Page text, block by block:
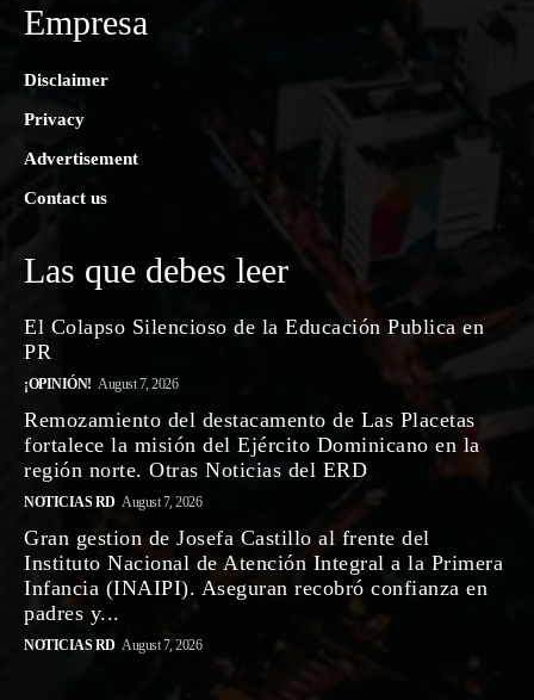
Empresa
Disclaimer
Privacy
Advertisement
Contact us
Las que debes leer
El Colapso Silencioso de la Educación Publica en
PR
¡OPINIÓN! August 7, 2026
Remozamiento del destacamento de Las Placetas
fortalece la misión del Ejército Dominicano en la
región norte. Otras Noticias del ERD
NOTICIAS RD August 7, 2026
Gran gestion de Josefa Castillo al frente del
Instituto Nacional de Atención Integral a la Primera
Infancia (INAIPI). Aseguran recobró confianza en
padres y...
NOTICIAS RD August 7, 2026